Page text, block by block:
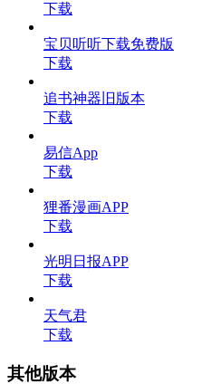
下载
宝贝听听下载免费版
下载
追书神器旧版本
下载
易信App
下载
狸番漫画APP
下载
光明日报APP
下载
天气君
下载
其他版本